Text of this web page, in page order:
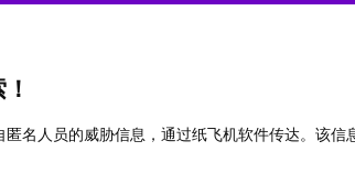
名人员的威胁信息，通过纸飞机软件传达。该